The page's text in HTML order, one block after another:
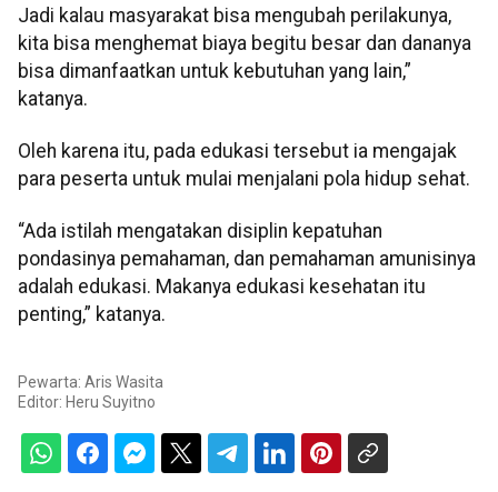
Jadi kalau masyarakat bisa mengubah perilakunya,
kita bisa menghemat biaya begitu besar dan dananya
bisa dimanfaatkan untuk kebutuhan yang lain,”
katanya.
Oleh karena itu, pada edukasi tersebut ia mengajak
para peserta untuk mulai menjalani pola hidup sehat.
“Ada istilah mengatakan disiplin kepatuhan
pondasinya pemahaman, dan pemahaman amunisinya
adalah edukasi. Makanya edukasi kesehatan itu
penting,” katanya.
Pewarta: Aris Wasita
Editor: Heru Suyitno